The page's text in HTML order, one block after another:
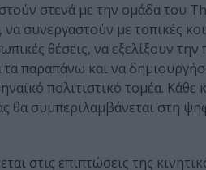
στενά µε την οµάδα του
συνεργαστούν µε τοπικές
θέσεις, να εξελίξουν την
παραπάνω και να
πολιτιστικό τοµέα. Κάθε
θα συµπεριλαµβάνεται στη
στις επιπτώσεις της